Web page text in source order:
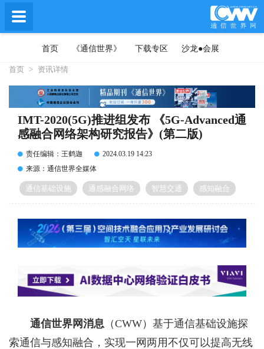
首页 《通信世界》 下载专区 沙龙●会展
首页 > 资讯详情
IMT-2020(5G)推进组发布 《5G-Advanced通
感融合网络架构研究报告》(第二版)
责任编辑：王鹤迦
2024.03.19 14:23
来源：通信世界全媒体
通信基础设施 通感融合网络 智慧交通 感知融合
通信世界网消息 （CWW）基于通信基础设施探
索通信与感知融合，实现一网两用不仅可以提高无线